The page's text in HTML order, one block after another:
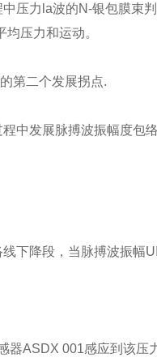
压力la波的N-银包膜束
压力和运动。
第二个发展拐点.
中发展脉搏波振幅度包
下降段，当脉搏波振幅
器ASDX 001感应到该压